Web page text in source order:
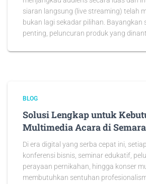
siaran langsung (live streaming) telah
bukan lagi sekadar pilihan. Bayangkan
penting, peluncuran produk yang
BLOG
Solusi Lengkap untuk
Multimedia Acara di
Di era digital yang serba cepat ini,
konferensi bisnis, seminar edukatif,
perayaan pernikahan, hingga konser
membutuhkan sentuhan